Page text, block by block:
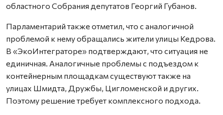
областного Собрания депутатов Георгий Губанов.
Парламентарий также отметил, что с аналогичной
проблемой к нему обращались жители улицы Кедрова.
В «ЭкоИнтеграторе» подтверждают, что ситуация не
единичная. Аналогичные проблемы с подъездом к
контейнерным площадкам существуют также на
улицах Шмидта, Дружбы, Цигломенской и других.
Поэтому решение требует комплексного подхода.